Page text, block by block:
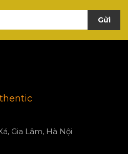
Gửi
Gia Lâm, Hà Nội